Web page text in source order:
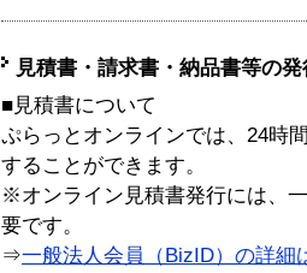
見積書・請求書・納品書等の
■見積書について
ぷらっとオンラインでは、24時
することができます。
※オンライン見積書発行には、
要です。
⇒一般法人会員（BizID）の詳細